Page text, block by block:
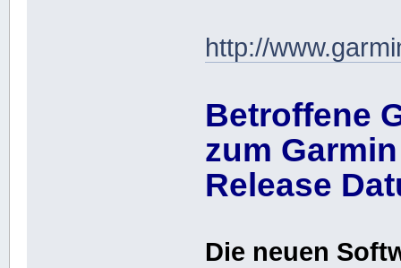
http://
Betroffene
zum
Release
Die neuen